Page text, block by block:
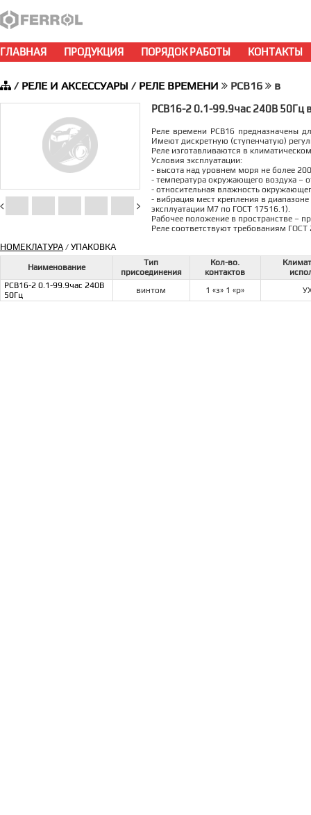
ГЛАВНАЯ ПРОДУКЦИЯ ПОРЯДОК РАБОТЫ КОНТАКТЫ
/ РЕЛЕ И АКСЕССУАРЫ / РЕЛЕ ВРЕМЕНИ РСВ16 в
РСВ16-2 0.1-99.9час 240В 50Гц
Реле времени РСВ16 предназначены
Имеют дискретную (ступенчатую)
Реле изготавливаются в
Условия эксплуатации:
- высота над уровнем моря не более
- температура окружающего воздуха –
- относительная влажность
- вибрация мест крепления в
эксплуатации М7 по ГОСТ 17516.1).
Рабочее положение в пространстве –
Реле соответствуют требованиям
НОМЕКЛАТУРА/ УПАКОВКА
Наименование
Тип
присоединения
Кол-во.
контактов
РСВ16-2 0.1-99.9час 240В
50Гц
винтом 1 «з» 1 «р»